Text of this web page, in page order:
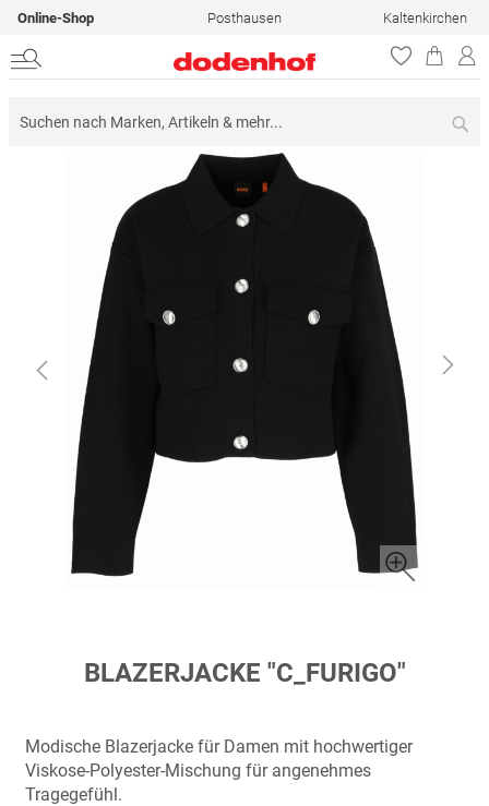
Online-Shop Posthausen Kaltenkirchen
springen
BLAZERJACKE "C_FURIGO"
Modische Blazerjacke für Damen mit hochwertiger
Viskose-Polyester-Mischung für angenehmes
Tragegefühl.